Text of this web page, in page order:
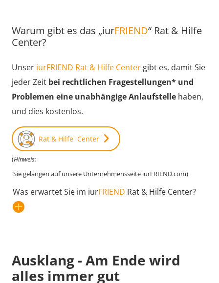
Warum gibt es das „iurFRIEND“ Rat & Hilfe
Center?
Unser iurFRIEND Rat & Hilfe Center gibt es, damit Sie
jeder Zeit bei rechtlichen Fragestellungen* und
Problemen eine unabhängige Anlaufstelle haben,
und dies kostenlos.
Rat & Hilfe Center
(Hinweis:
Sie gelangen auf unsere Unternehmensseite iurFRIEND.com)
Was erwartet Sie im iurFRIEND Rat & Hilfe Center?
Ausklang - Am Ende wird
alles immer gut